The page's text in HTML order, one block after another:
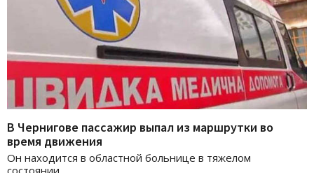
В Чернигове пассажир выпал из маршрутки во
время движения
Он находится в областной больнице в тяжелом
состоянии.